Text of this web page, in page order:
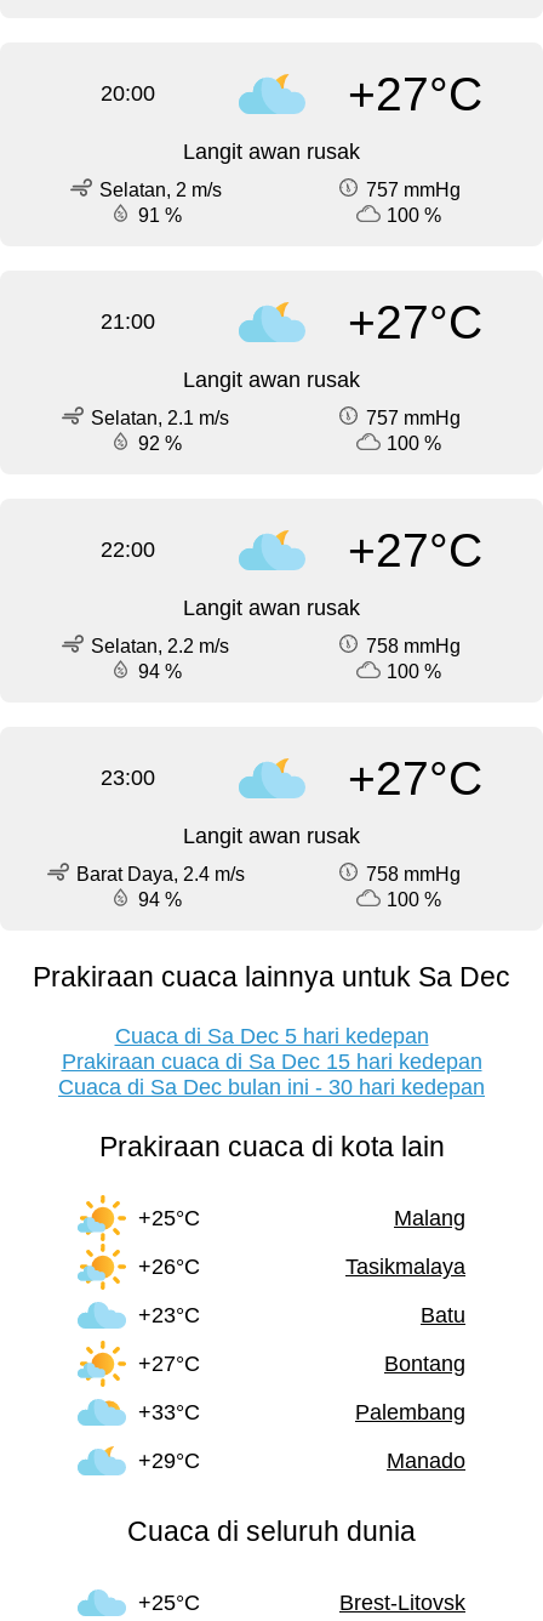
20:00 +27°C
Langit awan rusak
Selatan, 2 m/s
757 mmHg
91 %
100 %
21:00 +27°C
Langit awan rusak
Selatan, 2.1 m/s
757 mmHg
92 %
100 %
22:00 +27°C
Langit awan rusak
Selatan, 2.2 m/s
758 mmHg
94 %
100 %
23:00 +27°C
Langit awan rusak
Barat Daya, 2.4 m/s
758 mmHg
94 %
100 %
Prakiraan cuaca lainnya untuk Sa Dec
Cuaca di Sa Dec 5 hari kedepan
Prakiraan cuaca di Sa Dec 15 hari kedepan
Cuaca di Sa Dec bulan ini - 30 hari kedepan
Prakiraan cuaca di kota lain
+25°C
Malang
+26°C
Tasikmalaya
+23°C
Batu
+27°C
Bontang
+33°C
Palembang
+29°C
Manado
Cuaca di seluruh dunia
+25°C Brest-Litovsk